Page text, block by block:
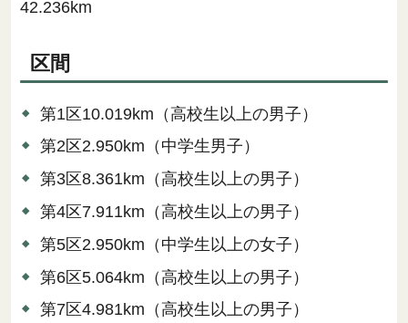
42.236km
区間
第1区10.019km（高校生以上の男子）
第2区2.950km（中学生男子）
第3区8.361km（高校生以上の男子）
第4区7.911km（高校生以上の男子）
第5区2.950km（中学生以上の女子）
第6区5.064km（高校生以上の男子）
第7区4.981km（高校生以上の男子）